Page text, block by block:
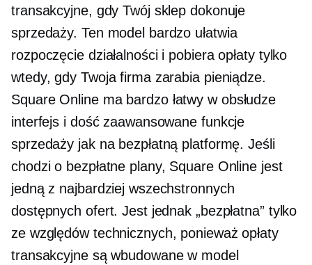
transakcyjne, gdy Twój sklep dokonuje
sprzedaży. Ten model bardzo ułatwia
rozpoczęcie działalności i pobiera opłaty tylko
wtedy, gdy Twoja firma zarabia pieniądze.
Square Online ma bardzo łatwy w obsłudze
interfejs i dość zaawansowane funkcje
sprzedaży jak na bezpłatną platformę. Jeśli
chodzi o bezpłatne plany, Square Online jest
jedną z najbardziej wszechstronnych
dostępnych ofert. Jest jednak „bezpłatna” tylko
ze względów technicznych, ponieważ opłaty
transakcyjne są wbudowane w model